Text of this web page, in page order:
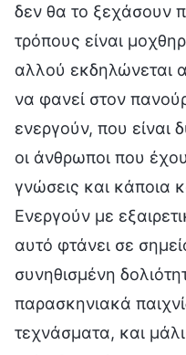
δεν θα το ξεχάσουν
τρόπους είναι
αλλού εκδηλώνεται
να φανεί στον
ενεργούν, που είναι
οι άνθρωποι που
γνώσεις και κάποια
Ενεργούν με
αυτό φτάνει σε
συνηθισμένη
παρασκηνιακά
τεχνάσματα, και